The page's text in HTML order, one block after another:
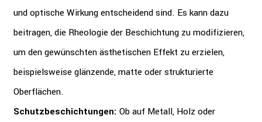
und optische Wirkung entscheidend sind. Es kann dazu
beitragen, die Rheologie der Beschichtung zu modifizieren,
um den gewünschten ästhetischen Effekt zu erzielen,
beispielsweise glänzende, matte oder strukturierte
Oberflächen.
Schutzbeschichtungen: Ob auf Metall, Holz oder